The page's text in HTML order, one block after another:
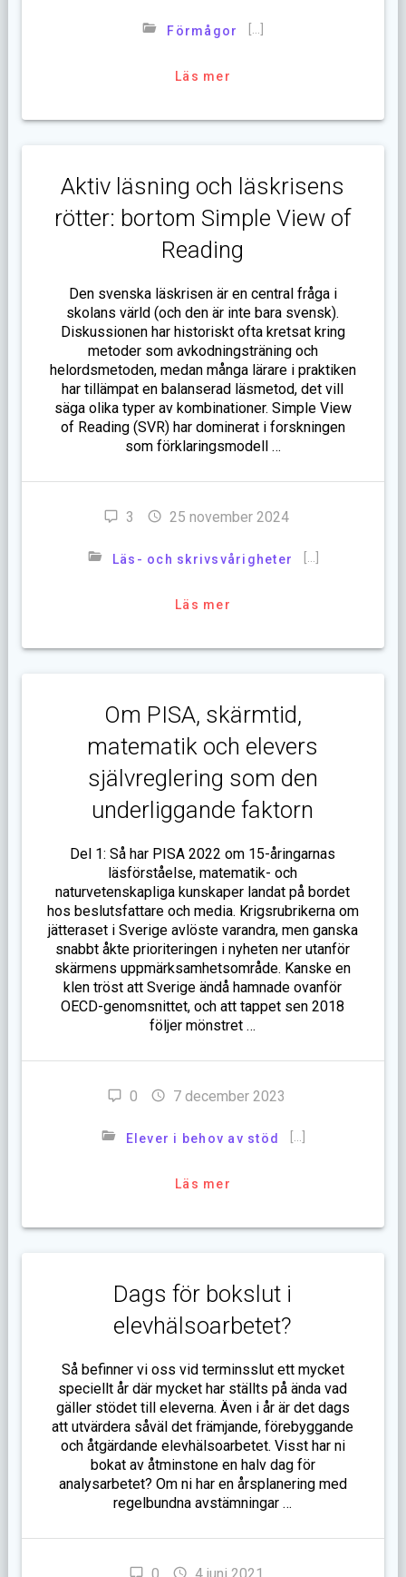
Förmågor […]
Läs mer
Aktiv läsning och läskrisens
rötter: bortom Simple View of
Reading
Den svenska läskrisen är en central fråga i
skolans värld (och den är inte bara svensk).
Diskussionen har historiskt ofta kretsat kring
metoder som avkodningsträning och
helordsmetoden, medan många lärare i praktiken
har tillämpat en balanserad läsmetod, det vill
säga olika typer av kombinationer. Simple View
of Reading (SVR) har dominerat i forskningen
som förklaringsmodell …
3 25 november 2024
Läs- och skrivsvårigheter […]
Läs mer
Om PISA, skärmtid,
matematik och elevers
självreglering som den
underliggande faktorn
Del 1: Så har PISA 2022 om 15-åringarnas
läsförståelse, matematik- och
naturvetenskapliga kunskaper landat på bordet
hos beslutsfattare och media. Krigsrubrikerna om
jätteraset i Sverige avlöste varandra, men ganska
snabbt åkte prioriteringen i nyheten ner utanför
skärmens uppmärksamhetsområde. Kanske en
klen tröst att Sverige ändå hamnade ovanför
OECD-genomsnittet, och att tappet sen 2018
följer mönstret …
0 7 december 2023
Elever i behov av stöd […]
Läs mer
Dags för bokslut i
elevhälsoarbetet?
Så befinner vi oss vid terminsslut ett mycket
speciellt år där mycket har ställts på ända vad
gäller stödet till eleverna. Även i år är det dags
att utvärdera såväl det främjande, förebyggande
och åtgärdande elevhälsoarbetet. Visst har ni
bokat av åtminstone en halv dag för
analysarbetet? Om ni har en årsplanering med
regelbundna avstämningar …
0 4 juni 2021